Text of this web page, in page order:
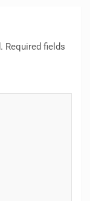
Required fields